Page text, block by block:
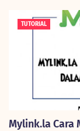
TUTORIAL
Mylink.la Cara